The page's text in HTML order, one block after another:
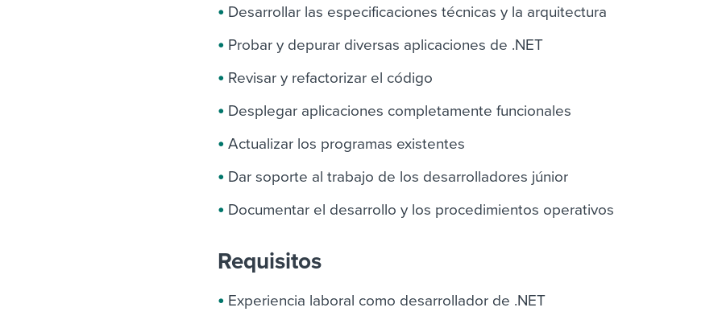
Desarrollar las especificaciones técnicas y la arquitectura
Probar y depurar diversas aplicaciones de .NET
Revisar y refactorizar el código
Desplegar aplicaciones completamente funcionales
Actualizar los programas existentes
Dar soporte al trabajo de los desarrolladores júnior
Documentar el desarrollo y los procedimientos operativos
Requisitos
Experiencia laboral como desarrollador de .NET